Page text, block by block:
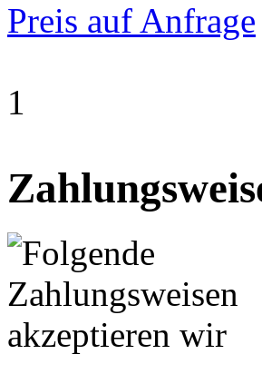
Preis auf Anfrage
1